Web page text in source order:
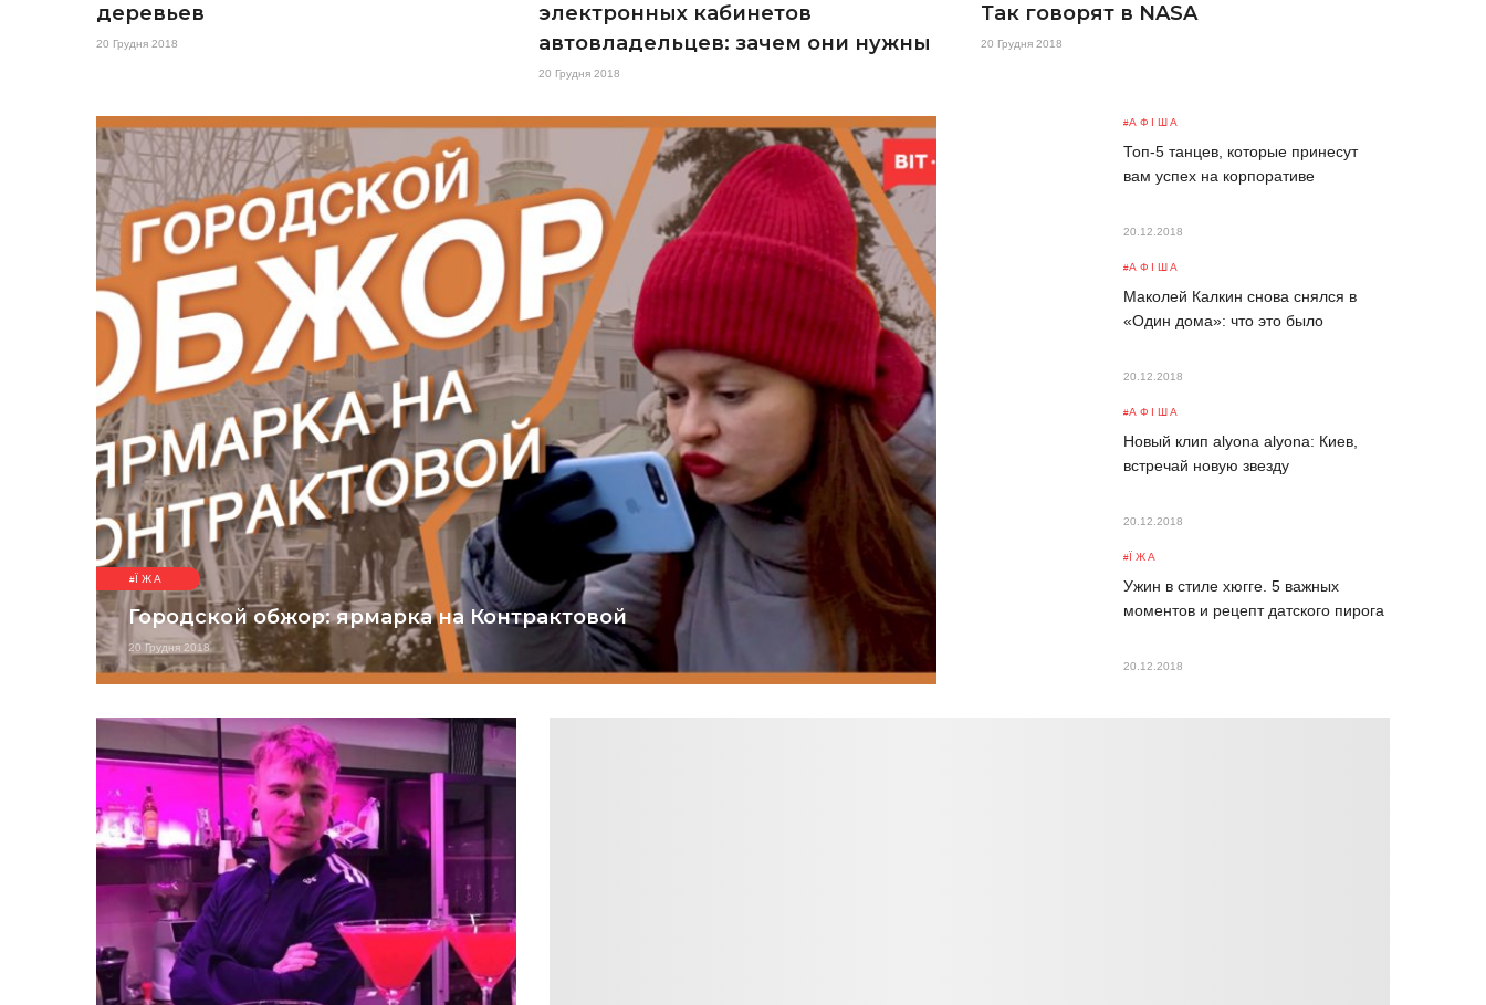
деревьев
20 Грудня 2018
электронных кабинетов
автовладельцев: зачем они нужны
20 Грудня 2018
Так говорят в NASA
20 Грудня 2018
ЇЖА
Городской обжор: ярмарка на Контрактовой
20 Грудня 2018
АФІША
Топ-5 танцев, которые принесут
вам успех на корпоративе
20.12.2018
АФІША
Маколей Калкин снова снялся в
«Один дома»: что это было
20.12.2018
АФІША
Новый клип alyona alyona: Киев,
встречай новую звезду
20.12.2018
ЇЖА
Ужин в стиле хюгге. 5 важных
моментов и рецепт датского пирога
20.12.2018